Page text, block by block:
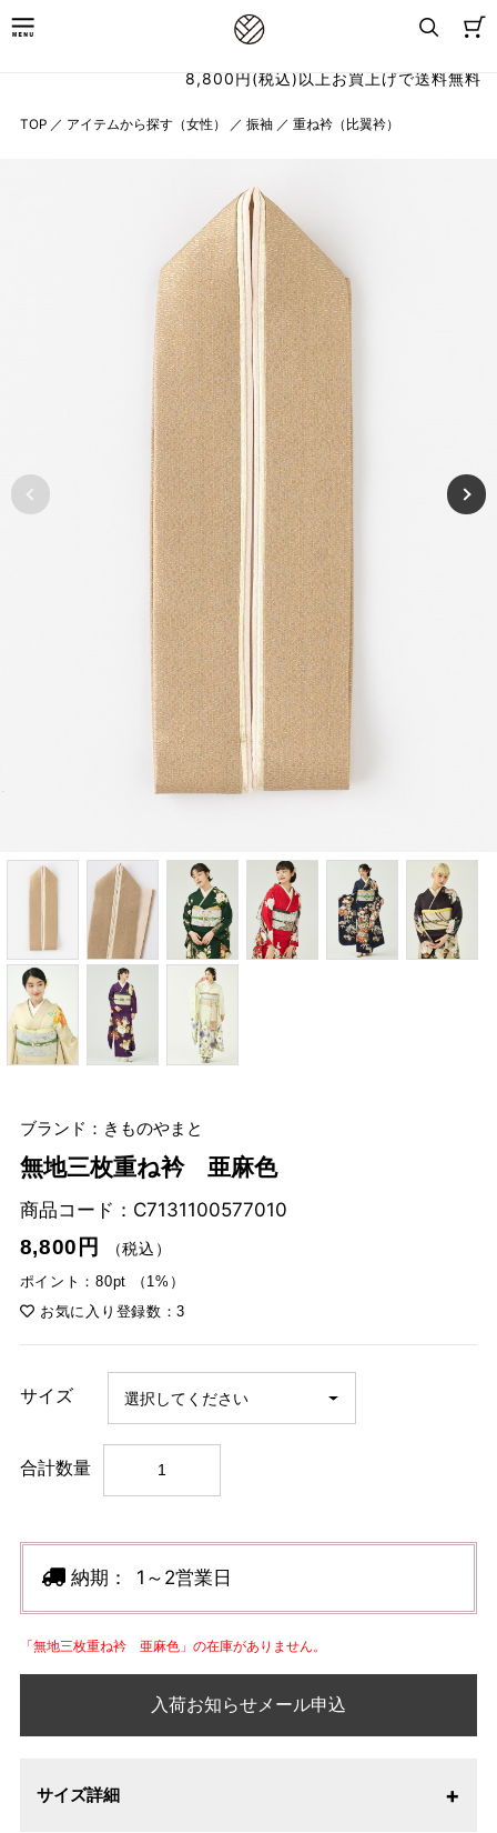
8,800円(税込)以上お買上げで送料無料
TOP ／ アイテムから探す（女性） ／ 振袖 ／ 重ね衿（比翼衿）
ブランド：きものやまと
無地三枚重ね衿 亜麻色
商品コード： C7131100577010
8,800円
（税込）
ポイント：80pt （1%）
お気に入り登録数：3
サイズ
合計数量
納期： 1～2営業日
「無地三枚重ね衿 亜麻色」の在庫がありません。
入荷お知らせメール申込
サイズ詳細